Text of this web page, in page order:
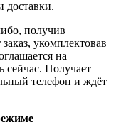
доставки.
получив
укомплектовав
на
сейчас. Получает
телефон и ждёт